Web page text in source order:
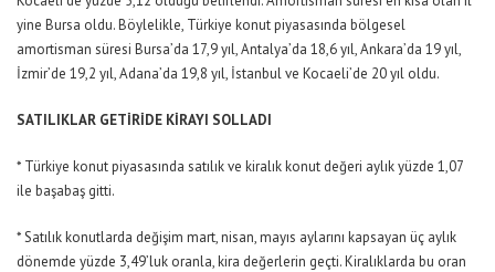
yine Bursa oldu. Böylelikle, Türkiye konut piyasasında bölgesel
amortisman süresi Bursa’da 17,9 yıl, Antalya’da 18,6 yıl, Ankara’da 19 yıl,
İzmir’de 19,2 yıl, Adana’da 19,8 yıl, İstanbul ve Kocaeli’de 20 yıl oldu.
SATILIKLAR GETİRİDE KİRAYI SOLLADI
* Türkiye konut piyasasında satılık ve kiralık konut değeri aylık yüzde 1,07
ile başabaş gitti.
* Satılık konutlarda değişim mart, nisan, mayıs aylarını kapsayan üç aylık
dönemde yüzde 3,49’luk oranla, kira değerlerin geçti. Kiralıklarda bu oran